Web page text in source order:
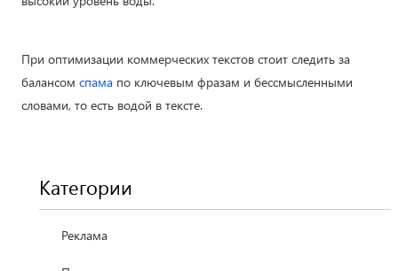
При оптимизации коммерческих текстов стоит следить за
балансом спама по ключевым фразам и бессмысленными
словами, то есть водой в тексте.
Категории
Реклама